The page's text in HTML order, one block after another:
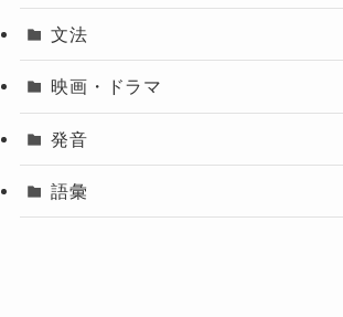
文法
映画・ドラマ
発音
語彙